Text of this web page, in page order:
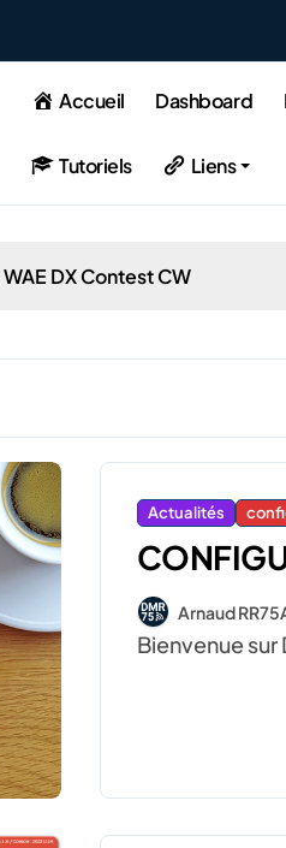
Accueil Dashboard
Tutoriels Liens
WAE DX Contest CW
Actualités
Arnaud
Bienvenue sur